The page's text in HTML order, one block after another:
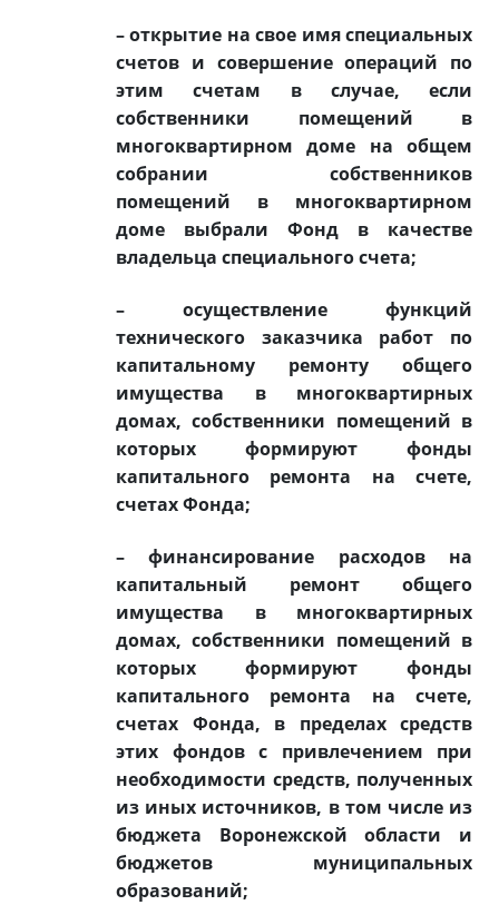
– открытие на свое имя специальных
счетов и совершение операций по
этим счетам в случае, если
собственники помещений в
многоквартирном доме на общем
собрании собственников
помещений в многоквартирном
доме выбрали Фонд в качестве
владельца специального счета;
– осуществление функций
технического заказчика работ по
капитальному ремонту общего
имущества в многоквартирных
домах, собственники помещений в
которых формируют фонды
капитального ремонта на счете,
счетах Фонда;
– финансирование расходов на
капитальный ремонт общего
имущества в многоквартирных
домах, собственники помещений в
которых формируют фонды
капитального ремонта на счете,
счетах Фонда, в пределах средств
этих фондов с привлечением при
необходимости средств, полученных
из иных источников, в том числе из
бюджета Воронежской области и
бюджетов муниципальных
образований;